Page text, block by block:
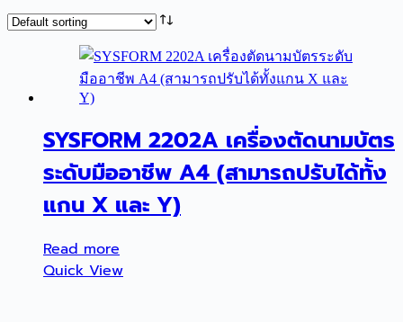
SYSFORM 2202A เครื่องตัดนามบัตร
ระดับมืออาชีพ A4 (สามารถปรับได้ทั้ง
แกน X และ Y)
Read more
Quick View